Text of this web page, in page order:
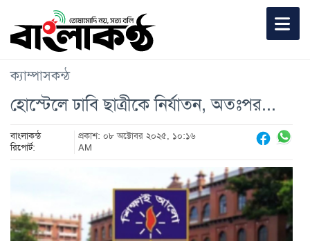
ক্যাম্পাসকন্ঠ
হোস্টেলে ঢাবি ছাত্রীকে নির্যাতন, অতঃপর...
বাংলাকন্ঠ
রিপোর্ট:
প্রকাশ: ০৮ অক্টোবর ২০২৫, ১০:১৬
AM